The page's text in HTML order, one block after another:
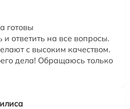
готовы
и ответить на все вопросы.
с высоким качеством.
дела! Обращаюсь только